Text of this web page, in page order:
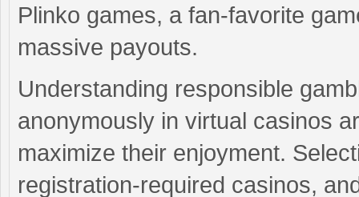
Plinko games, a fan-favorite
massive payouts.
Understanding responsible
anonymously in virtual casinos
maximize their enjoyment.
registration-required casinos,